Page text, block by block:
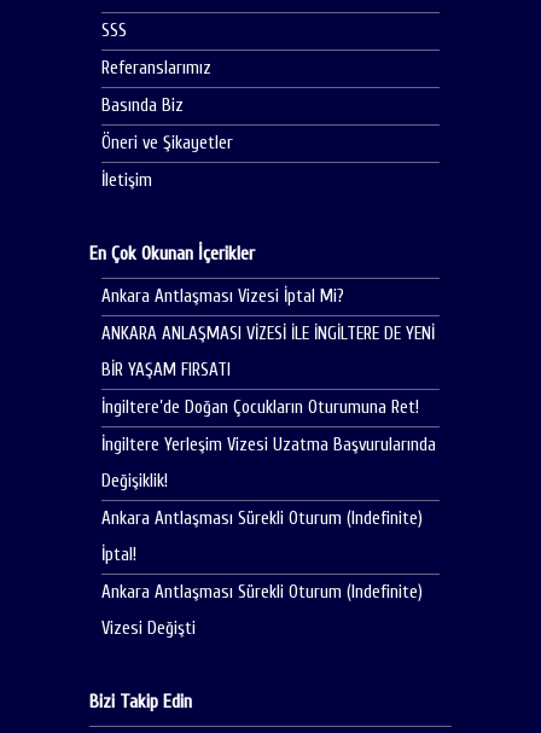
SSS
Referanslarımız
Basında Biz
Öneri ve Şikayetler
İletişim
En Çok Okunan İçerikler
Ankara Antlaşması Vizesi İptal Mi?
ANKARA ANLAŞMASI VİZESİ İLE İNGİLTERE DE YENİ
BİR YAŞAM FIRSATI
İngiltere’de Doğan Çocukların Oturumuna Ret!
İngiltere Yerleşim Vizesi Uzatma Başvurularında
Değişiklik!
Ankara Antlaşması Sürekli Oturum (Indefinite)
İptal!
Ankara Antlaşması Sürekli Oturum (Indefinite)
Vizesi Değişti
Bizi Takip Edin